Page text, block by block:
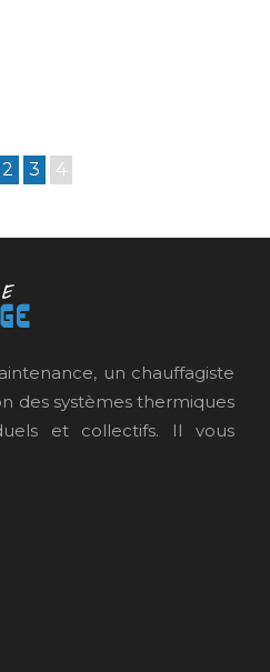
2 3 4
un chauffagiste
des systèmes thermiques
et collectifs. Il vous